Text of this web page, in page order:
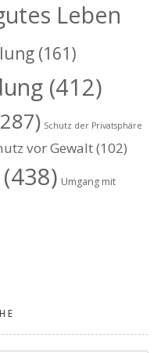
Leben
(161)
(412)
Schutz der Privatsphäre
vor Gewalt(102)
(438) Umgang mit